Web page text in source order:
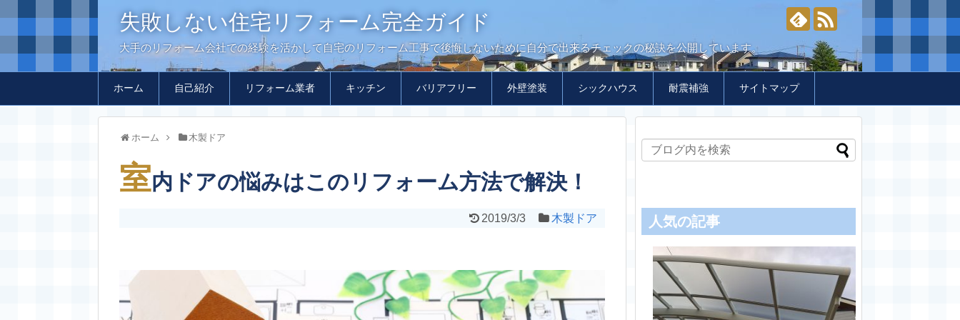
失敗しない住宅リフォーム完全ガイド
大手のリフォーム会社での経験を活かして自宅のリフォーム工事で後悔しないために自分で出来るチェックの秘訣を公開しています。
ホーム 自己紹介 リフォーム業者 キッチン バリアフリー 外壁塗装 シックハウス 耐震補強 サイトマップ
ホーム 木製ドア
室内ドアの悩みはこのリフォーム方法で解決！
2019/3/3 木製ドア 人気の記事